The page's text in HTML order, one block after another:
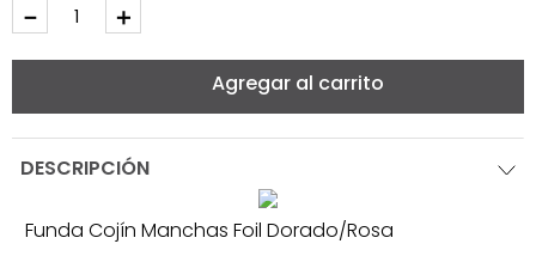
＋
－
Agregar al carrito
DESCRIPCIÓN
Funda Cojín Manchas Foil Dorado/Rosa